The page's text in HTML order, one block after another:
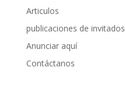
Articulos
publicaciones de invitados
Anunciar aquí
Contáctanos